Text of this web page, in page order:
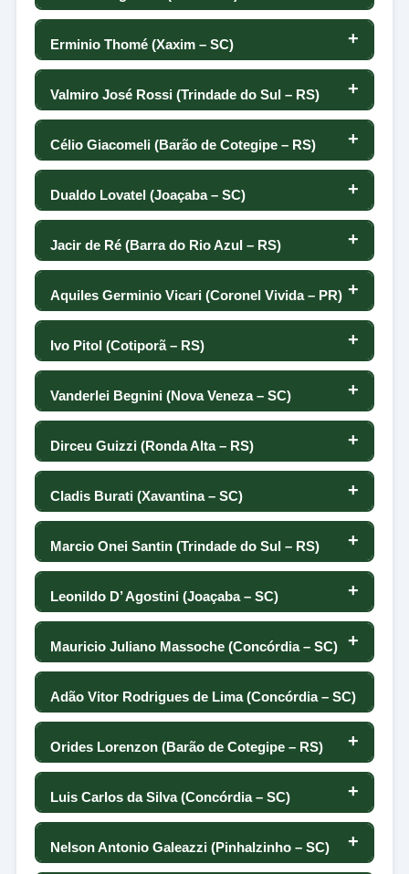
63
0
62
61
0
61
114
60
0
60
-22
115
59
0
59
65
-7
116
58
0
58
-42
15
117
57
0
57
-9
-5
93
117
56
0
56
Erminio Thomé (Xaxim – SC)
-45
-50
-3
119
55
0
55
Valmiro José Rossi (Trindade do Sul – RS)
-39
65
20
-50
120
54
0
54
Célio Giacomeli (Barão de Cotegipe – RS)
19
-100
36
121
53
0
53
Dualdo Lovatel (Joaçaba – SC)
19
-13
-42
122
52
0
52
Jacir de Ré (Barra do Rio Azul – RS)
-47
69
85
123
51
0
51
Aquiles Germinio Vicari (Coronel Vivida – PR)
24
-50
-52
124
50
0
50
Ivo Pitol (Cotiporã – RS)
-61
-78
89
124
49
49
Vanderlei Begnini (Nova Veneza – SC)
70
-54
-14
126
48
0
48
Dirceu Guizzi (Ronda Alta – RS)
-25
12
-4
127
47
0
47
Cladis Burati (Xavantina – SC)
2
-153
-24
-72
128
46
0
Marcio Onei Santin (Trindade do Sul – RS)
10
5
53
129
45
Leonildo D’ Agostini (Joaçaba – SC)
-41
11
-103
130
Mauricio Juliano Massoche (Concórdia – SC)
38
-116
-56
Adão Vitor Rodrigues de Lima (Concórdia – SC)
75
-110
-62
Orides Lorenzon (Barão de Cotegipe – RS)
-73
Luis Carlos da Silva (Concórdia – SC)
-69
Nelson Antonio Galeazzi (Pinhalzinho – SC)